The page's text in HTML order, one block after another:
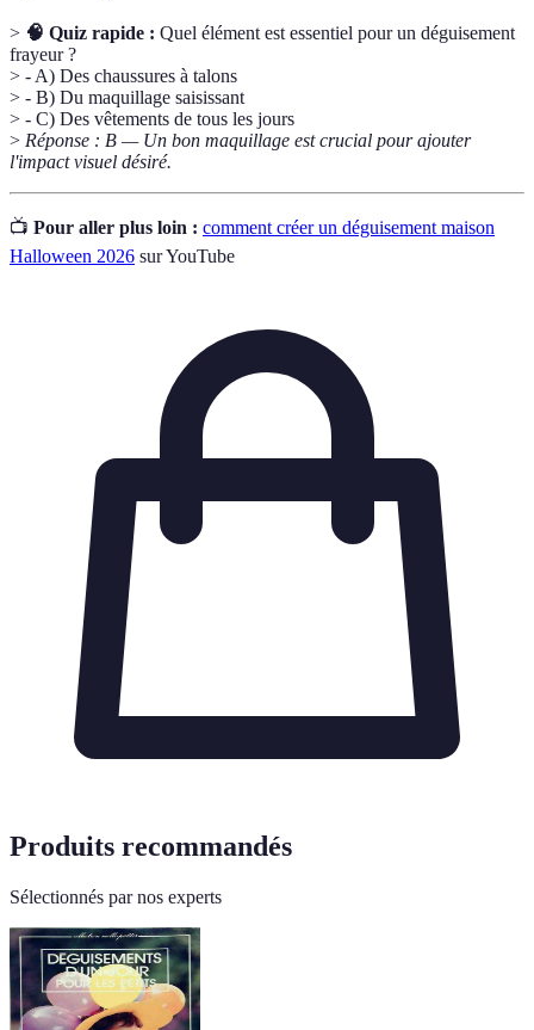
> 🧠 Quiz rapide : Quel élément est essentiel pour un déguisement
frayeur ?
> - A) Des chaussures à talons
> - B) Du maquillage saisissant
> - C) Des vêtements de tous les jours
> Réponse : B — Un bon maquillage est crucial pour ajouter
l'impact visuel désiré.
📺 Pour aller plus loin : comment créer un déguisement maison
Halloween 2026 sur YouTube
Produits recommandés
Sélectionnés par nos experts